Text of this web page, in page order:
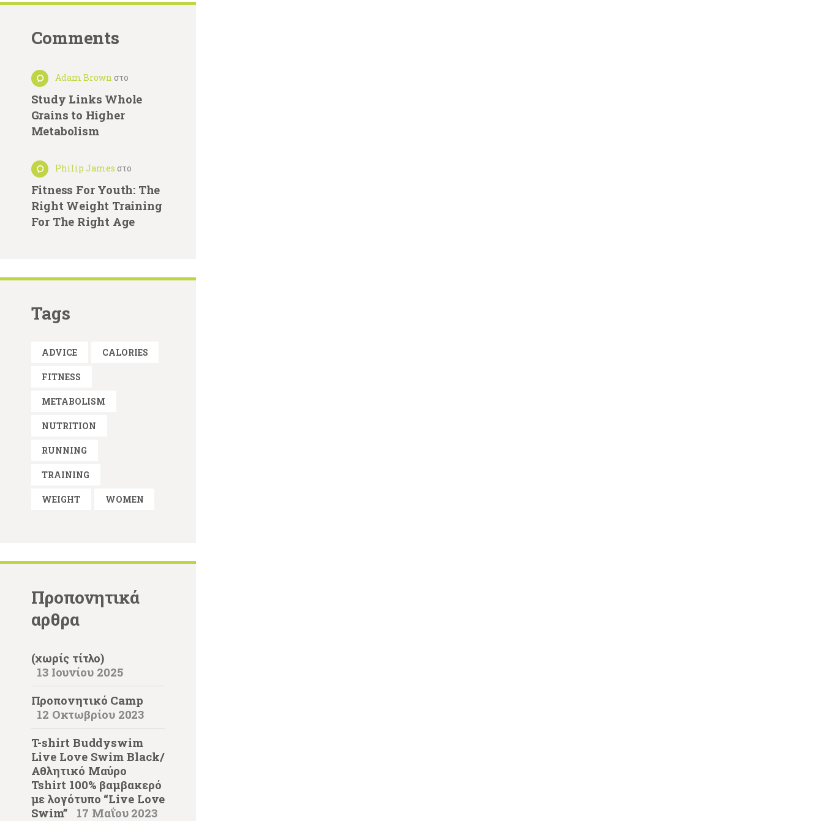
Comments
Adam Brown στο
Study Links Whole
Grains to Higher
Metabolism
Philip James στο
Fitness For Youth: The
Right Weight Training
For The Right Age
Tags
ADVICE CALORIES
FITNESS
METABOLISM
NUTRITION
RUNNING
TRAINING
WEIGHT WOMEN
Προπονητικά
αρθρα
(χωρίς τίτλο)
13 Ιουνίου 2025
Προπονητικό Camp
12 Οκτωβρίου 2023
T-shirt Buddyswim
Live Love Swim Black/
Αθλητικό Μαύρο
Tshirt 100% βαμβακερό
με λογότυπο “Live Love
Swim”
17 Μαΐου 2023